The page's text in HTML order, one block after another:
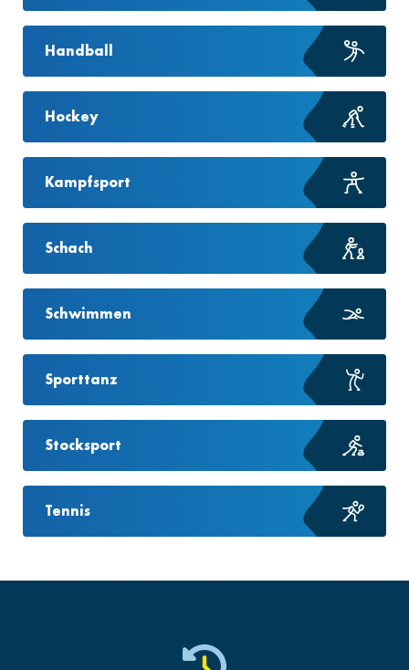
Handball
Hockey
Kampfsport
Schach
Schwimmen
Sporttanz
Stocksport
Tennis